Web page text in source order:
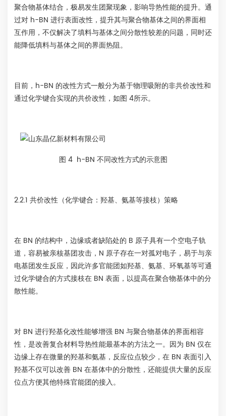
聚合物基体结合，极易发生团聚现象，影响导热性能的提升。通
过对 h-BN 进行表面改性，提升其与聚合物基体之间的界面相
互作用，不仅解决了填料与基体之间分散性较差的问题，同时还
能降低填料与基体之间的界面热阻。
目前，h-BN 的改性方式一般分为基于物理吸附的非共价改性和
通过化学键合实现的共价改性，如图 4所示。
图 4 h-BN 不同改性方式的示意图
2.2.1 共价改性（化学键合：羟基、氨基等接枝）策略
在 BN 的结构中，边缘或者缺陷处的 B 原子具有一个空电子轨
道，容易被亲核基团攻击，N 原子存在一对孤对电子，易于与亲
电基团发生反应，因此许多官能团如羟基、氨基、环氧基等可通
过化学键合的方式接枝在 BN 表面，以提高在聚合物基体中的分
散性能。
对 BN 进行羟基化改性能够增强 BN 与聚合物基体的界面相容
性，是改善复合材料导热性能最基本的方法之一。因为 BN 仅在
边缘上存在微量的羟基和氨基，反应位点较少，在 BN 表面引入
羟基不仅可以改善 BN 在基体中的分散性，还能提供大量的反应
位点方便其他特殊官能团的接入。